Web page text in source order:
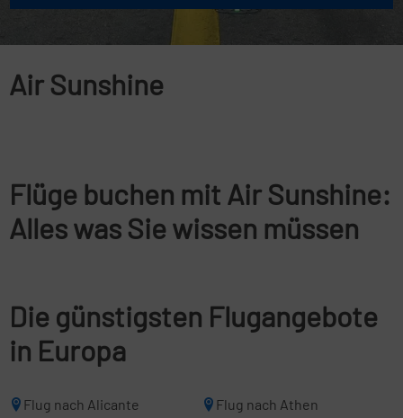
Air Sunshine
Flüge buchen mit Air Sunshine:
Alles was Sie wissen müssen
Die günstigsten Flugangebote
in Europa
Flug nach Alicante Flug nach Athen